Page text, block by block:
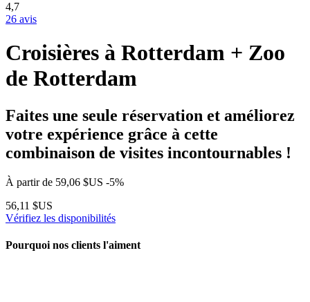
4,7
26 avis
Croisières à Rotterdam + Zoo
de Rotterdam
Faites une seule réservation et améliorez
votre expérience grâce à cette
combinaison de visites incontournables !
À partir de 59,06 $US -5%
56,11 $US
Vérifiez les disponibilités
Pourquoi nos clients l'aiment